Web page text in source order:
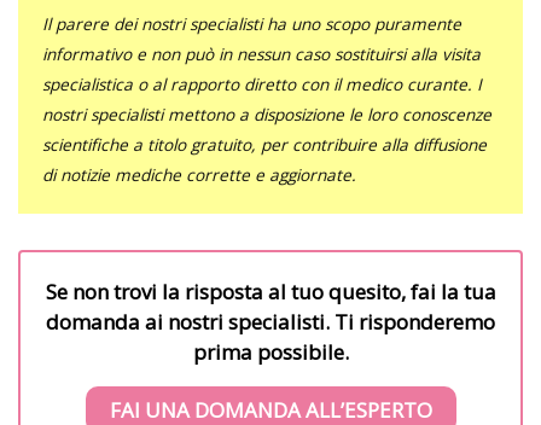
Il parere dei nostri specialisti ha uno scopo puramente
informativo e non può in nessun caso sostituirsi alla visita
specialistica o al rapporto diretto con il medico curante. I
nostri specialisti mettono a disposizione le loro conoscenze
scientifiche a titolo gratuito, per contribuire alla diffusione
di notizie mediche corrette e aggiornate.
Se non trovi la risposta al tuo quesito, fai la tua
domanda ai nostri specialisti. Ti risponderemo
prima possibile.
FAI UNA DOMANDA ALL’ESPERTO